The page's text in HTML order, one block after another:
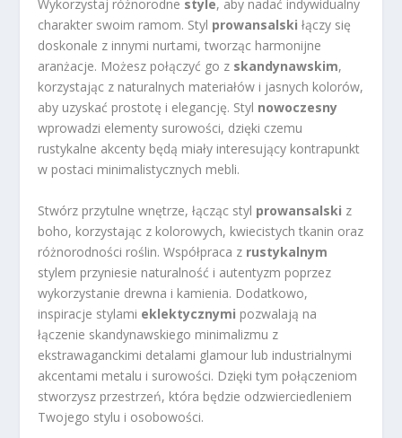
Wykorzystaj różnorodne style, aby nadać indywidualny
charakter swoim ramom. Styl prowansalski łączy się
doskonale z innymi nurtami, tworząc harmonijne
aranżacje. Możesz połączyć go z skandynawskim,
korzystając z naturalnych materiałów i jasnych kolorów,
aby uzyskać prostotę i elegancję. Styl nowoczesny
wprowadzi elementy surowości, dzięki czemu
rustykalne akcenty będą miały interesujący kontrapunkt
w postaci minimalistycznych mebli.
Stwórz przytulne wnętrze, łącząc styl prowansalski z
boho, korzystając z kolorowych, kwiecistych tkanin oraz
różnorodności roślin. Współpraca z rustykalnym
stylem przyniesie naturalność i autentyzm poprzez
wykorzystanie drewna i kamienia. Dodatkowo,
inspiracje stylami eklektycznymi pozwalają na
łączenie skandynawskiego minimalizmu z
ekstrawaganckimi detalami glamour lub industrialnymi
akcentami metalu i surowości. Dzięki tym połączeniom
stworzysz przestrzeń, która będzie odzwierciedleniem
Twojego stylu i osobowości.